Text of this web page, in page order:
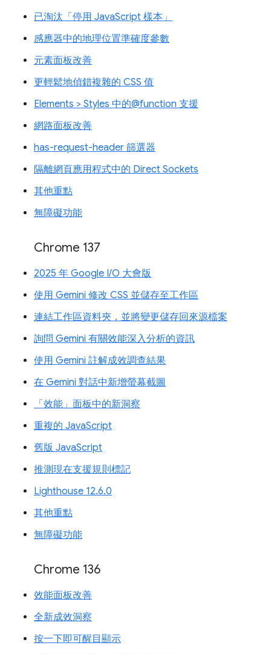
已淘汰「停用 JavaScript 樣本」
感應器中的地理位置準確度參數
元素面板改善
更輕鬆地偵錯複雜的 CSS 值
Elements > Styles 中的@function 支援
網路面板改善
has-request-header 篩選器
隔離網頁應用程式中的 Direct Sockets
其他重點
無障礙功能
Chrome 137
2025 年 Google I/O 大會版
使用 Gemini 修改 CSS 並儲存至工作區
連結工作區資料夾，並將變更儲存回來源檔案
詢問 Gemini 有關效能深入分析的資訊
使用 Gemini 註解成效調查結果
在 Gemini 對話中新增螢幕截圖
「效能」面板中的新洞察
重複的 JavaScript
舊版 JavaScript
推測現在支援規則標記
Lighthouse 12.6.0
其他重點
無障礙功能
Chrome 136
效能面板改善
全新成效洞察
按一下即可醒目顯示